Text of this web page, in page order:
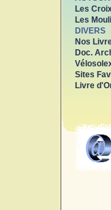
Les
Les
DIVERS
Nos
Doc.
Sites
Livre